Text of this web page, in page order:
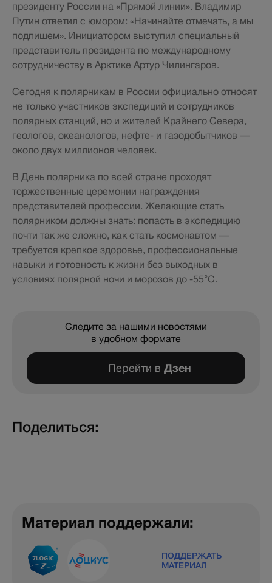
президенту России на «Прямой линии». Владимир
Путин ответил с юмором: «Начинайте отмечать, а мы
подпишем». Инициатором выступил специальный
представитель президента по международному
сотрудничеству в Арктике Артур Чилингаров.
Сегодня к полярникам в России официально относят
не только участников экспедиций и сотрудников
полярных станций, но и жителей Крайнего Севера,
геологов, океанологов, нефте- и газодобытчиков —
около двух миллионов человек.
В День полярника по всей стране проходят
торжественные церемонии награждения
представителей профессии. Желающие стать
полярником должны знать: попасть в экспедицию
почти так же сложно, как стать космонавтом —
требуется крепкое здоровье, профессиональные
навыки и готовность к жизни без выходных в
условиях полярной ночи и морозов до -55°С.
Следите за нашими новостями
в удобном формате
Перейти в Дзен
Поделиться:
Материал поддержали:
ПОДДЕРЖАТЬ
МАТЕРИАЛ